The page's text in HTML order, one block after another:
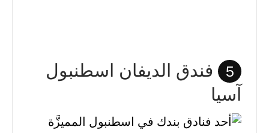
5
فندق الديفان اسطنبول
آسيا